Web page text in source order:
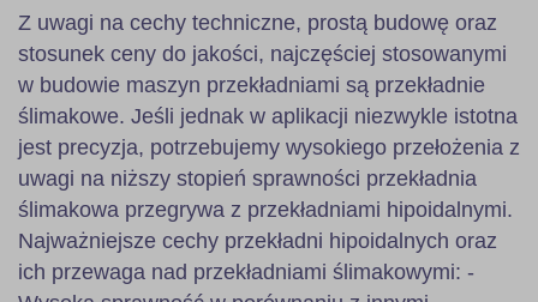
Z uwagi na cechy techniczne, prostą budowę oraz
stosunek ceny do jakości, najczęściej stosowanymi
w budowie maszyn przekładniami są przekładnie
ślimakowe. Jeśli jednak w aplikacji niezwykle istotna
jest precyzja, potrzebujemy wysokiego przełożenia z
uwagi na niższy stopień sprawności przekładnia
ślimakowa przegrywa z przekładniami hipoidalnymi.
Najważniejsze cechy przekładni hipoidalnych oraz
ich przewaga nad przekładniami ślimakowymi: -